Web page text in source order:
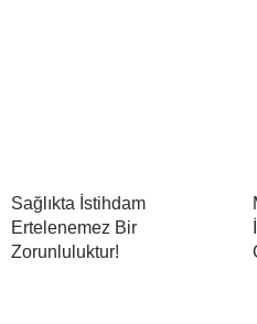
Sağlıkta İstihdam
Ertelenemez Bir
Zorunluluktur!